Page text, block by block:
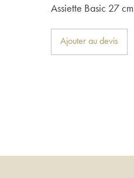
Assiette Basic 27 cm
Ajouter au devis